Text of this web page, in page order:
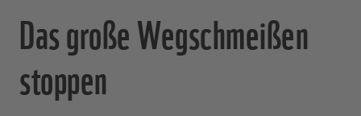
Das große Wegschmeißen
stoppen